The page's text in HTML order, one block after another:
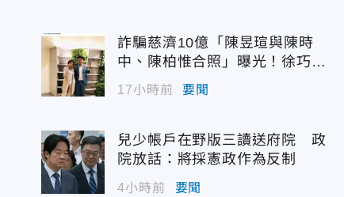
詐騙慈濟10億「陳昱瑄與陳時
中、陳柏惟合照」曝光！徐巧芯
震撼出手
17小時前 要聞
兒少帳戶在野版三讀送府院 政
院放話：將採憲政作為反制
4小時前 要聞